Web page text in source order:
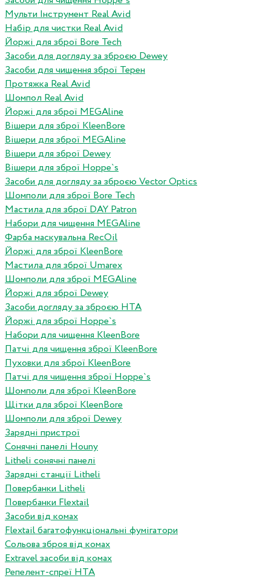
Мульти Інструмент Real Avid
Набір для чистки Real Avid
Йоржі для зброї Bore Tech
Засоби для догляду за зброєю Dewey
Засоби для чищення зброї Терен
Протяжка Real Avid
Шомпол Real Avid
Йоржі для зброї MEGAline
Вішери для зброї KleenBore
Вішери для зброї MEGAline
Вішери для зброї Dewey
Вішери для зброї Hoppe`s
Засоби для догляду за зброєю Vector Optics
Шомполи для зброї Bore Tech
Мастила для зброї DAY Patron
Набори для чищення MEGAline
Фарба маскувальна RecOil
Йоржі для зброї KleenBore
Мастила для зброї Umarex
Шомполи для зброї MEGAline
Йоржі для зброї Dewey
Засоби догляду за зброєю HTA
Йоржі для зброї Hoppe`s
Набори для чищення KleenBore
Патчі для чищення зброї KleenBore
Пуховки для зброї KleenBore
Патчі для чищення зброї Hoppe`s
Шомполи для зброї KleenBore
Щітки для зброї KleenBore
Шомполи для зброї Dewey
Зарядні пристрої
Сонячні панелі Houny
Litheli сонячні панелі
Зарядні станції Litheli
Повербанки Litheli
Повербанки Flextail
Засоби від комах
Flextail багатофункціональні фумігатори
Сольова зброя від комах
Extravel засоби від комах
Репелент-спреї HTA